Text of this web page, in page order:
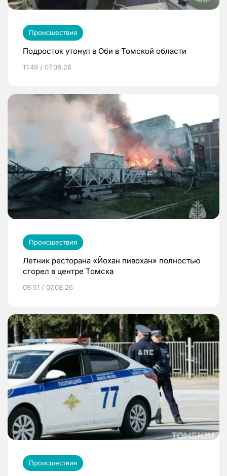
Происшествия
Подросток утонул в Оби в Томской области
11:49 / 07.08.26
Происшествия
Летник ресторана «Йохан пивохан» полностью
сгорел в центре Томска
09:51 / 07.08.26
Происшествия